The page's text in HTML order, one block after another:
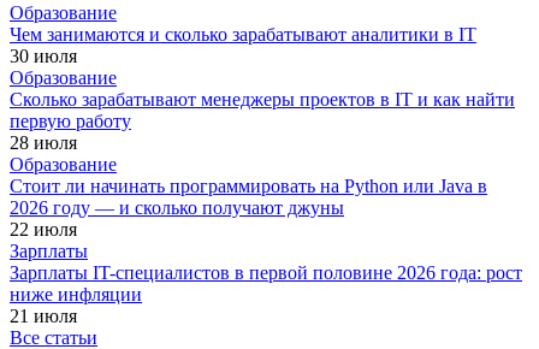
Образование
Чем занимаются и сколько зарабатывают аналитики в IT
30 июля
Образование
Сколько зарабатывают менеджеры проектов в IT и как найти
первую работу
28 июля
Образование
Стоит ли начинать программировать на Python или Java в
2026 году — и сколько получают джуны
22 июля
Зарплаты
Зарплаты IT-специалистов в первой половине 2026 года: рост
ниже инфляции
21 июля
Все статьи